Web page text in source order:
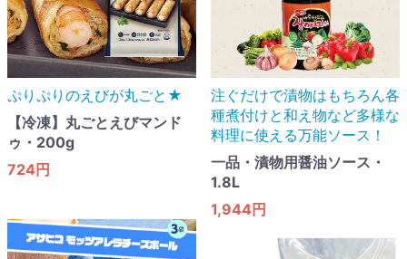
ぷりぷりのえびが丸ごと★
【冷凍】丸ごとえびマンド
ゥ・200g
724円
注ぐだけで漬物はもちろん各
種煮付けと和え物など多様な
料理に使える万能ソース！
一品・漬物用醤油ソース・
1.8L
1,944円